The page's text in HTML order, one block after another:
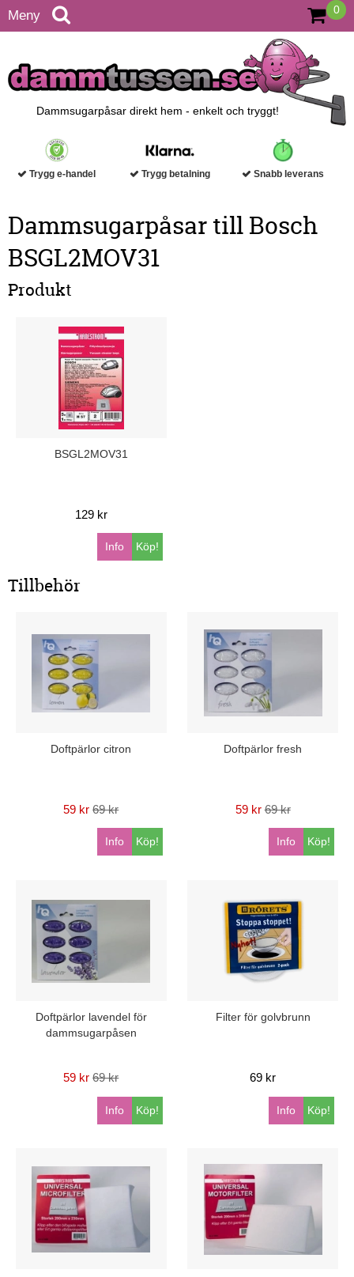
Meny 0
Dammsugarpåsar direkt hem - enkelt och tryggt!
Trygg e-handel Trygg betalning Snabb leverans
Dammsugarpåsar till Bosch
BSGL2MOV31
Produkt
BSGL2MOV31
129 kr
Köp!
Info
Tillbehör
Doftpärlor citron
59 kr 69 kr
Köp!
Info
Doftpärlor fresh
59 kr 69 kr
Köp!
Info
Doftpärlor lavendel för
dammsugarpåsen
59 kr 69 kr
Köp!
Info
Filter för golvbrunn
69 kr
Köp!
Info